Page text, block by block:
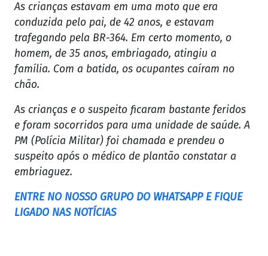
As crianças estavam em uma moto que era
conduzida pelo pai, de 42 anos, e estavam
trafegando pela BR-364. Em certo momento, o
homem, de 35 anos, embriagado, atingiu a
família. Com a batida, os ocupantes caíram no
chão.
As crianças e o suspeito ficaram bastante feridos
e foram socorridos para uma unidade de saúde. A
PM (Polícia Militar) foi chamada e prendeu o
suspeito após o médico de plantão constatar a
embriaguez.
ENTRE NO NOSSO GRUPO DO WHATSAPP E FIQUE
LIGADO NAS NOTÍCIAS